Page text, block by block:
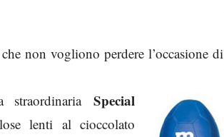
non vogliono perdere l’occasione di
dinaria Special
lenti al cioccolato